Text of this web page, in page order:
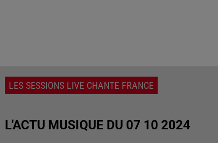
LES SESSIONS LIVE CHANTE FRANCE
L'ACTU MUSIQUE DU 07 10 2024